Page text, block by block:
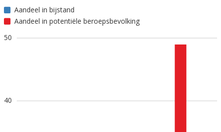
Aandeel in bijstand
Aandeel in potentiële beroepsbevolking
40
50